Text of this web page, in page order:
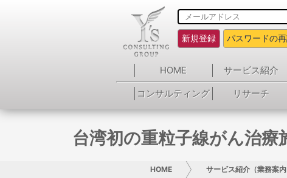
新規登録 パスワードの
HOME サービス紹介
コンサルティング
リサーチ
台湾初の重粒子線がん治
HOME サービス紹介（業務案内